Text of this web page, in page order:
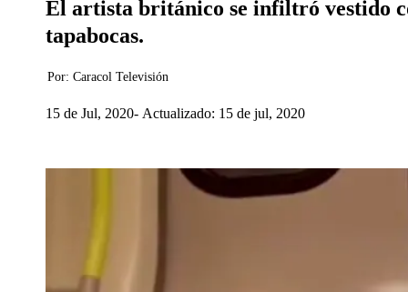
El artista británico se infiltró vestido
tapabocas.
Por: Caracol Televisión
15 de Jul, 2020 Actualizado: 15 de jul, 2020